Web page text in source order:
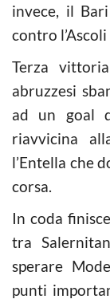
invece, il
contro
Terza
abruzzesi
ad un goal
riavvicina
l’Entella che
corsa.
In coda
tra
sperare
punti